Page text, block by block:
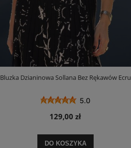
Bluzka Dzianinowa Sollana Bez Rękawów Ecru
5.0
129,00 zł
DO KOSZYKA